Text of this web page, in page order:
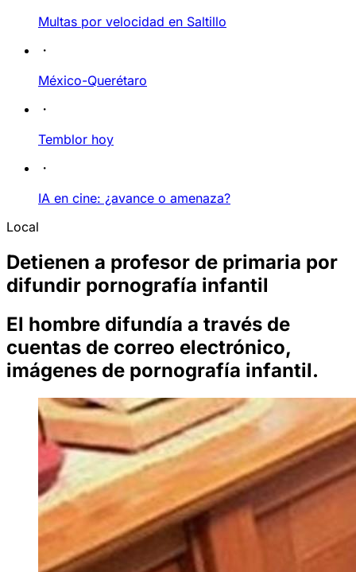
Multas por velocidad en Saltillo
México-Querétaro
Temblor hoy
IA en cine: ¿avance o amenaza?
Local
Detienen a profesor de primaria por
difundir pornografía infantil
El hombre difundía a través de
cuentas de correo electrónico,
imágenes de pornografía infantil.